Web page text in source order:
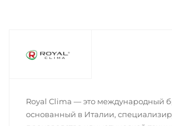
Royal Clima — это международный
основанный в Италии,